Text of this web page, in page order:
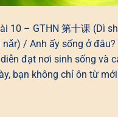
10 – GTHN 第十课 (Dì
/ Anh ấy sống ở đâu?
đạt nơi sinh sống và
bạn không chỉ ôn từ